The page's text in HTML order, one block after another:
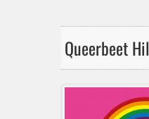
Queerbeet